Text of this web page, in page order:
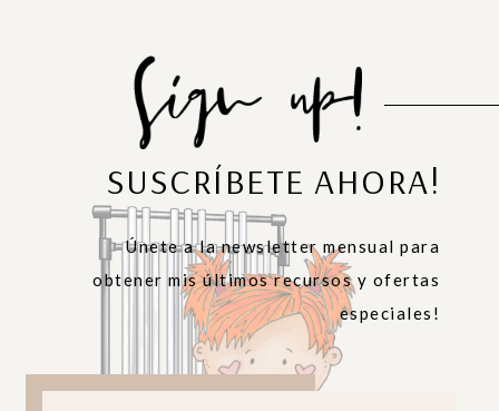
SUSCRÍBETE AHORA!
Únete a la newsletter mensual para
obtener mis últimos recursos y ofertas
especiales!